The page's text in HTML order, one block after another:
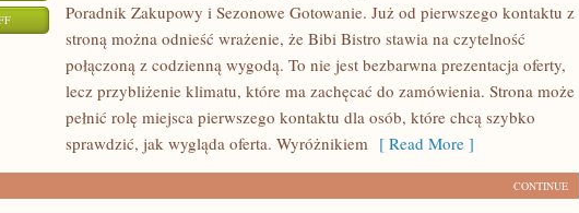
ON
PRZECHOWYWANIA
Poradnik Zakupowy i Sezonowe Gotowanie. Już od pierwszego kontaktu z
stroną można odnieść wrażenie, że Bibi Bistro stawia na czytelność
połączoną z codzienną wygodą. To nie jest bezbarwna prezentacja oferty,
lecz przybliżenie klimatu, które ma zachęcać do zamówienia. Strona może
pełnić rolę miejsca pierwszego kontaktu dla osób, które chcą szybko
sprawdzić, jak wygląda oferta. Wyróżnikiem [ Read More ]
CONTINUE